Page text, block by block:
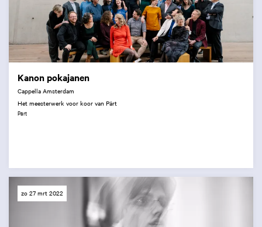
Kanon pokajanen
Cappella Amsterdam
Het meesterwerk voor koor van Pärt
Pärt
zo 27 mrt 2022